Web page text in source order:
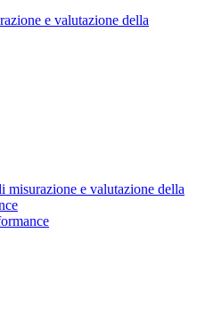
e valutazione della
misurazione e valutazione della